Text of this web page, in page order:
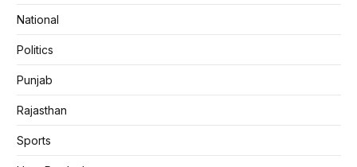
National
Politics
Punjab
Rajasthan
Sports